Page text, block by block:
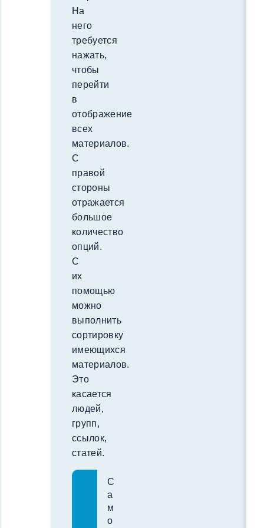
На
него
требуется
нажать,
чтобы
перейти
в
отображение
всех
материалов.
С
правой
стороны
отражается
большое
количество
опций.
С
их
помощью
можно
выполнить
сортировку
имеющихся
материалов.
Это
касается
людей,
групп,
ссылок,
статей.
С
а
м
о